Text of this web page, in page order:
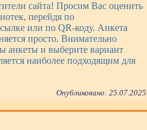
сайта! Просим Вас оценить
перейдя по
или по QR-коду. Анкета
просто. Внимательно
анкеты и выберите вариант
наиболее подходящим для
Опубликовано: 25.07.2025